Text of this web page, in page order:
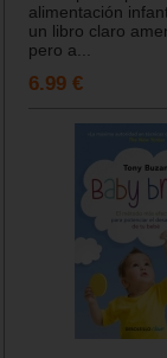
alimentación
un libro claro
pero a...
6.99 €